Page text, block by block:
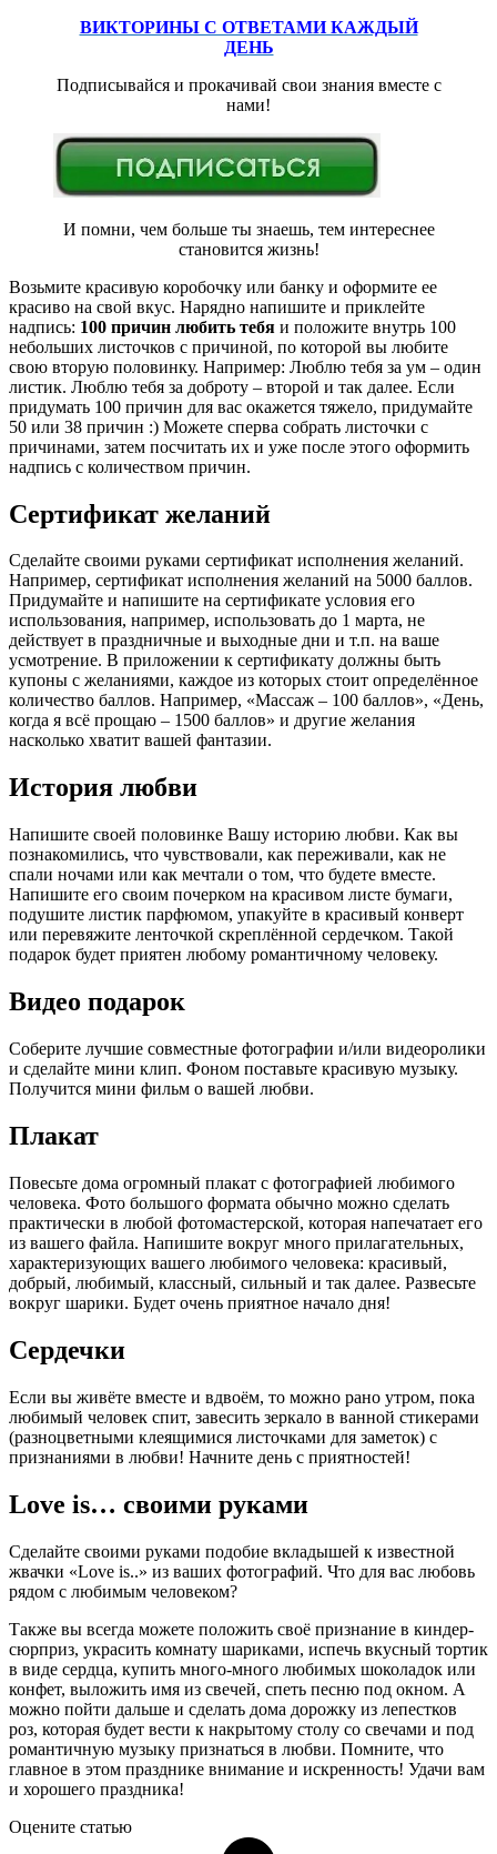
ВИКТОРИНЫ С ОТВЕТАМИ КАЖДЫЙ
ДЕНЬ
Подписывайся и прокачивай свои знания вместе с
нами!
И помни, чем больше ты знаешь, тем интереснее
становится жизнь!
Возьмите красивую коробочку или банку и оформите ее
красиво на свой вкус. Нарядно напишите и приклейте
надпись: 100 причин любить тебя и положите внутрь 100
небольших листочков с причиной, по которой вы любите
свою вторую половинку. Например: Люблю тебя за ум – один
листик. Люблю тебя за доброту – второй и так далее. Если
придумать 100 причин для вас окажется тяжело, придумайте
50 или 38 причин :) Можете сперва собрать листочки с
причинами, затем посчитать их и уже после этого оформить
надпись с количеством причин.
Сертификат желаний
Сделайте своими руками сертификат исполнения желаний.
Например, сертификат исполнения желаний на 5000 баллов.
Придумайте и напишите на сертификате условия его
использования, например, использовать до 1 марта, не
действует в праздничные и выходные дни и т.п. на ваше
усмотрение. В приложении к сертификату должны быть
купоны с желаниями, каждое из которых стоит определённое
количество баллов. Например, «Массаж – 100 баллов», «День,
когда я всё прощаю – 1500 баллов» и другие желания
насколько хватит вашей фантазии.
История любви
Напишите своей половинке Вашу историю любви. Как вы
познакомились, что чувствовали, как переживали, как не
спали ночами или как мечтали о том, что будете вместе.
Напишите его своим почерком на красивом листе бумаги,
подушите листик парфюмом, упакуйте в красивый конверт
или перевяжите ленточкой скреплённой сердечком. Такой
подарок будет приятен любому романтичному человеку.
Видео подарок
Соберите лучшие совместные фотографии и/или видеоролики
и сделайте мини клип. Фоном поставьте красивую музыку.
Получится мини фильм о вашей любви.
Плакат
Повесьте дома огромный плакат с фотографией любимого
человека. Фото большого формата обычно можно сделать
практически в любой фотомастерской, которая напечатает его
из вашего файла. Напишите вокруг много прилагательных,
характеризующих вашего любимого человека: красивый,
добрый, любимый, классный, сильный и так далее. Развесьте
вокруг шарики. Будет очень приятное начало дня!
Сердечки
Если вы живёте вместе и вдвоём, то можно рано утром, пока
любимый человек спит, завесить зеркало в ванной стикерами
(разноцветными клеящимися листочками для заметок) с
признаниями в любви! Начните день с приятностей!
Love is… своими руками
Сделайте своими руками подобие вкладышей к известной
жвачки «Love is..» из ваших фотографий. Что для вас любовь
рядом с любимым человеком?
Также вы всегда можете положить своё признание в киндер-
сюрприз, украсить комнату шариками, испечь вкусный тортик
в виде сердца, купить много-много любимых шоколадок или
конфет, выложить имя из свечей, спеть песню под окном. А
можно пойти дальше и сделать дома дорожку из лепестков
роз, которая будет вести к накрытому столу со свечами и под
романтичную музыку признаться в любви. Помните, что
главное в этом празднике внимание и искренность! Удачи вам
и хорошего праздника!
Оцените статью